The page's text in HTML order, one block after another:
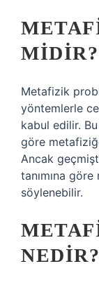
MIDIR?
Metafizik
yöntemlerle
kabul edilir.
göre
Ancak
tanımına
söylenebilir.
NEDIR?